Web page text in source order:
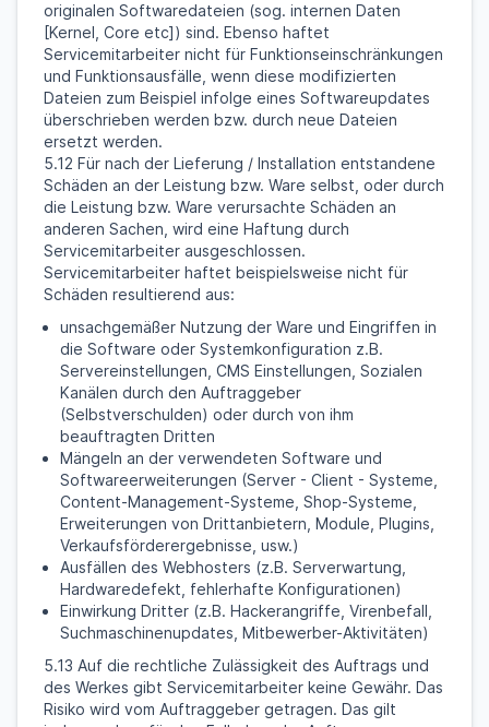
originalen Softwaredateien (sog. internen Daten
[Kernel, Core etc]) sind. Ebenso haftet
Servicemitarbeiter nicht für Funktionseinschränkungen
und Funktionsausfälle, wenn diese modifizierten
Dateien zum Beispiel infolge eines Softwareupdates
überschrieben werden bzw. durch neue Dateien
ersetzt werden.
5.12 Für nach der Lieferung / Installation entstandene
Schäden an der Leistung bzw. Ware selbst, oder durch
die Leistung bzw. Ware verursachte Schäden an
anderen Sachen, wird eine Haftung durch
Servicemitarbeiter ausgeschlossen.
Servicemitarbeiter haftet beispielsweise nicht für
Schäden resultierend aus:
unsachgemäßer Nutzung der Ware und Eingriffen in
die Software oder Systemkonfiguration z.B.
Servereinstellungen, CMS Einstellungen, Sozialen
Kanälen durch den Auftraggeber
(Selbstverschulden) oder durch von ihm
beauftragten Dritten
Mängeln an der verwendeten Software und
Softwareerweiterungen (Server - Client - Systeme,
Content-Management-Systeme, Shop-Systeme,
Erweiterungen von Drittanbietern, Module, Plugins,
Verkaufsförderergebnisse, usw.)
Ausfällen des Webhosters (z.B. Serverwartung,
Hardwaredefekt, fehlerhafte Konfigurationen)
Einwirkung Dritter (z.B. Hackerangriffe, Virenbefall,
Suchmaschinenupdates, Mitbewerber-Aktivitäten)
5.13 Auf die rechtliche Zulässigkeit des Auftrags und
des Werkes gibt Servicemitarbeiter keine Gewähr. Das
Risiko wird vom Auftraggeber getragen. Das gilt